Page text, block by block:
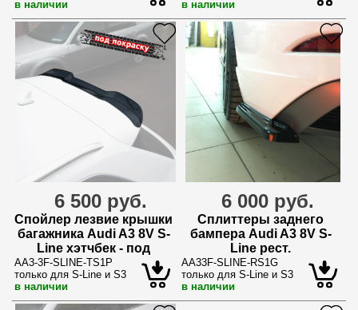
в наличии
в наличии
6 500 руб.
Спойлер лезвие крышки
багажника Audi A3 8V S-
Line хэтчбек - под
покраску
AA3-3F-SLINE-TS1P
только для S-Line и S3
в наличии
6 000 руб.
Сплиттеры заднего
бампера Audi A3 8V S-
Line рест.
AA33F-SLINE-RS1G
только для S-Line и S3
в наличии